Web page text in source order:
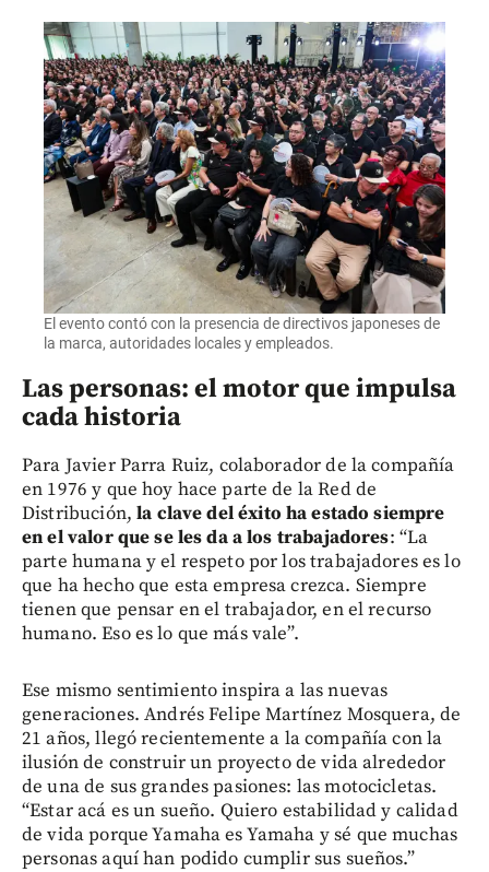
El evento contó con la presencia de directivos japoneses de
la marca, autoridades locales y empleados.
Las personas: el motor que impulsa
cada historia
Para Javier Parra Ruiz, colaborador de la compañía
en 1976 y que hoy hace parte de la Red de
Distribución, la clave del éxito ha estado siempre
en el valor que se les da a los trabajadores: “La
parte humana y el respeto por los trabajadores es lo
que ha hecho que esta empresa crezca. Siempre
tienen que pensar en el trabajador, en el recurso
humano. Eso es lo que más vale”.
Ese mismo sentimiento inspira a las nuevas
generaciones. Andrés Felipe Martínez Mosquera, de
21 años, llegó recientemente a la compañía con la
ilusión de construir un proyecto de vida alrededor
de una de sus grandes pasiones: las motocicletas.
“Estar acá es un sueño. Quiero estabilidad y calidad
de vida porque Yamaha es Yamaha y sé que muchas
personas aquí han podido cumplir sus sueños.”